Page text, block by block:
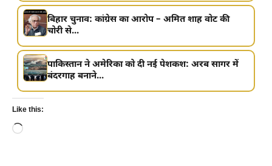
बिहार चुनाव: कांग्रेस का आरोप – अमित शाह वोट की
चोरी से...
पाकिस्तान ने अमेरिका को दी नई पेशकश: अरब सागर में
बंदरगाह बनाने...
Like this:
Loading…